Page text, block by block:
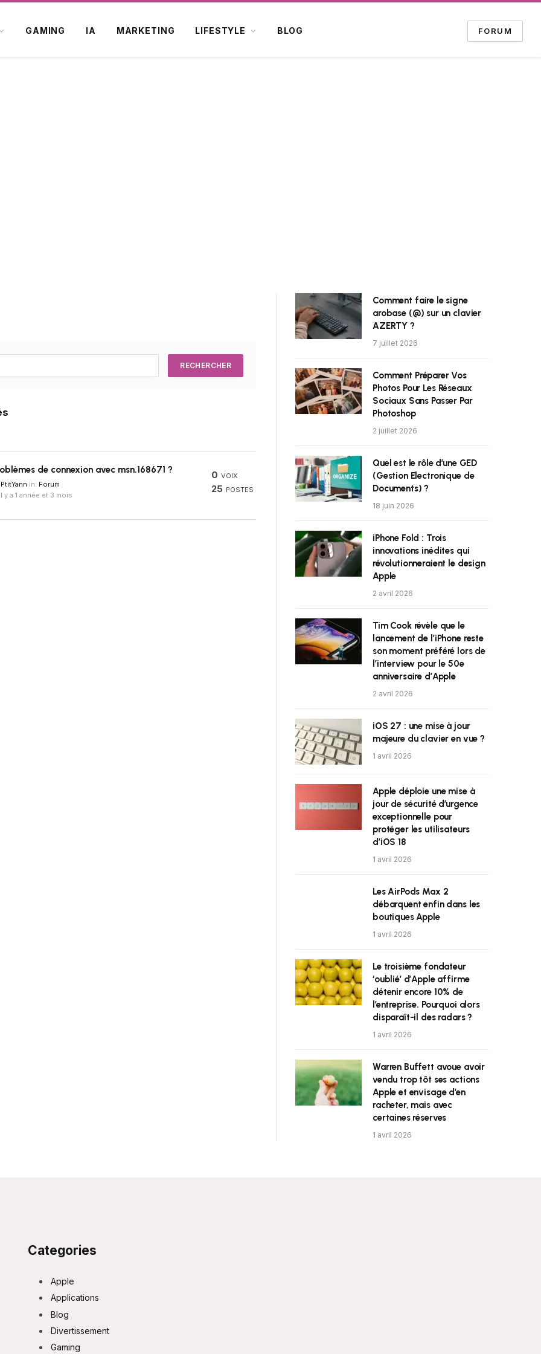
GAMING IA MARKETING LIFESTYLE BLOG FORUM
de connexion avec msn.168671 ?
PtitYann in: Forum
il y a 1 année et 3 mois
0 VOIX
25 POSTES
Comment faire le signe
arobase (@) sur un clavier
AZERTY ?
7 juillet 2026
Comment Préparer Vos
Photos Pour Les Réseaux
Sociaux Sans Passer Par
Photoshop
2 juillet 2026
Quel est le rôle d’une GED
(Gestion Electronique de
Documents) ?
18 juin 2026
iPhone Fold : Trois
innovations inédites qui
révolutionneraient le design
Apple
2 avril 2026
Tim Cook révèle que le
lancement de l’iPhone reste
son moment préféré lors de
l’interview pour le 50e
anniversaire d’Apple
2 avril 2026
iOS 27 : une mise à jour
majeure du clavier en vue ?
1 avril 2026
Apple déploie une mise à
jour de sécurité d’urgence
exceptionnelle pour
protéger les utilisateurs
d’iOS 18
1 avril 2026
Les AirPods Max 2
débarquent enfin dans les
boutiques Apple
1 avril 2026
Le troisième fondateur
‘oublié’ d’Apple affirme
détenir encore 10% de
l’entreprise. Pourquoi alors
disparaît-il des radars ?
1 avril 2026
Warren Buffett avoue avoir
vendu trop tôt ses actions
Apple et envisage d’en
racheter, mais avec
certaines réserves
1 avril 2026
Categories
Apple
Applications
Blog
Divertissement
Gaming